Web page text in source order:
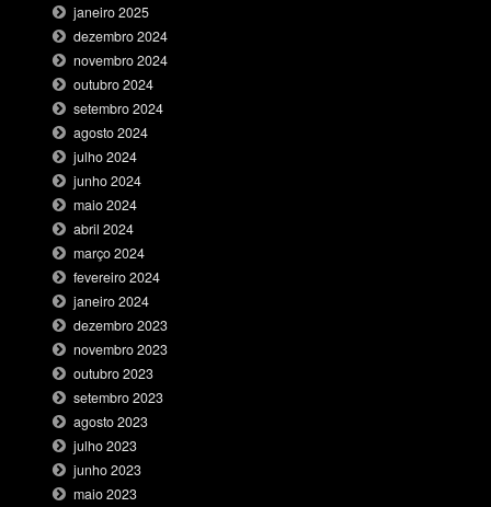
janeiro 2025
dezembro 2024
novembro 2024
outubro 2024
setembro 2024
agosto 2024
julho 2024
junho 2024
maio 2024
abril 2024
março 2024
fevereiro 2024
janeiro 2024
dezembro 2023
novembro 2023
outubro 2023
setembro 2023
agosto 2023
julho 2023
junho 2023
maio 2023